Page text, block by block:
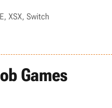
XSX, Switch
Games